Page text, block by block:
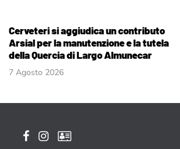
Cerveteri si aggiudica un contributo
Arsial per la manutenzione e la tutela
della Quercia di Largo Almunecar
7 Agosto 2026